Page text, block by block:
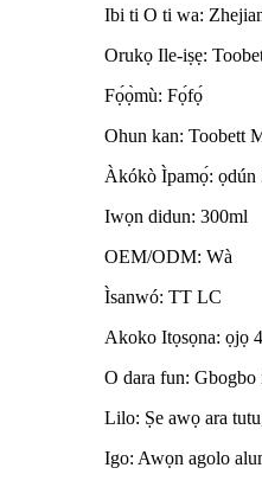
Ibi ti O ti wa:
Orukọ Ile-iṣẹ:
Fọ́ọ̀mù: Fọ́fọ́
Ohun kan: Toobett
Àkókò Ìpamọ́: ọdún
Iwọn didun: 300ml
OEM/ODM: Wà
Ìsanwó: TT LC
Akoko Itọsọna: ọjọ
O dara fun: Gbogbo
Lilo: Ṣe awọ ara
Igo: Awọn agolo